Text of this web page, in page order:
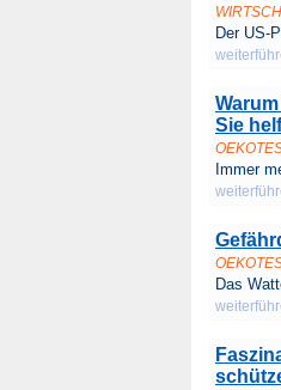
Der US-
Sie
Immer
Das